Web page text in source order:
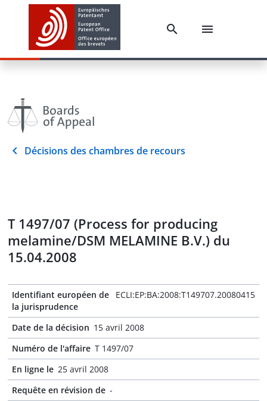
Décisions des chambres de recours
T 1497/07 (Process for producing
melamine/DSM MELAMINE B.V.) du
15.04.2008
Identifiant européen de
la jurisprudence
ECLI:EP:BA:2008:T149707.20080415
Date de la décision 15 avril 2008
Numéro de l'affaire T 1497/07
En ligne le 25 avril 2008
Requête en révision de -